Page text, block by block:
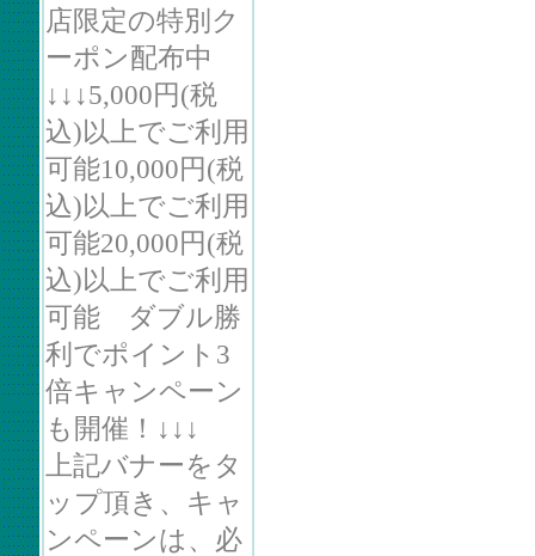
店限定の特別ク
ーポン配布中
↓↓↓5,000円(税
込)以上でご利用
可能10,000円(税
込)以上でご利用
可能20,000円(税
込)以上でご利用
可能 ダブル勝
利でポイント3
倍キャンペーン
も開催！↓↓↓
上記バナーをタ
ップ頂き、キャ
ンペーンは、必